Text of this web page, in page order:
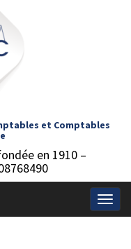
et Comptables
en 1910 –